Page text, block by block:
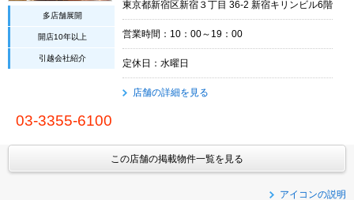
多店舗展開
開店10年以上
引越会社紹介
東京都新宿区新宿３丁目 36-2 新宿キリンビル6階
営業時間：10：00～19：00
定休日：水曜日
店舗の詳細を見る
03-3355-6100
この店舗の掲載物件一覧を見る
アイコンの説明